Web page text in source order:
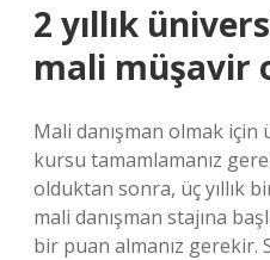
2 yıllık
mali müşavir
Mali danışman olmak için
kursu tamamlamanız
olduktan sonra, üç yıllık
mali danışman stajına
bir puan almanız gerekir.